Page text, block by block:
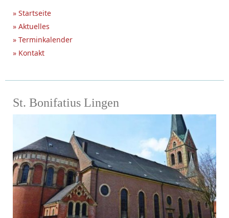
» Startseite
» Aktuelles
» Terminkalender
» Kontakt
St. Bonifatius Lingen